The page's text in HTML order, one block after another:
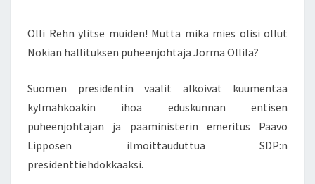
L
I
S
U
I
S
Olli Rehn ylitse muiden! Mutta mikä mies olisi ollut
Nokian hallituksen puheenjohtaja Jorma Ollila?
Suomen presidentin vaalit alkoivat kuumentaa
kylmähköäkin ihoa eduskunnan entisen
puheenjohtajan ja pääministerin emeritus Paavo
Lipposen ilmoittauduttua SDP:n
presidenttiehdokkaaksi.